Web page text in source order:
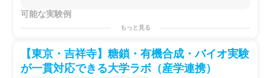
可能な実験例
もっと見る
【東京・吉祥寺】糖鎖・有機合成・バイオ実験
が一貫対応できる大学ラボ（産学連携）